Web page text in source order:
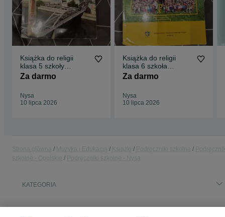
Książka do religii
klasa 5 szkoły
podstawowej
Za darmo
Nysa
10 lipca 2026
Książka do religii
klasa 6 szkoła
podstawowa
Za darmo
Nysa
10 lipca 2026
KATEGORIA